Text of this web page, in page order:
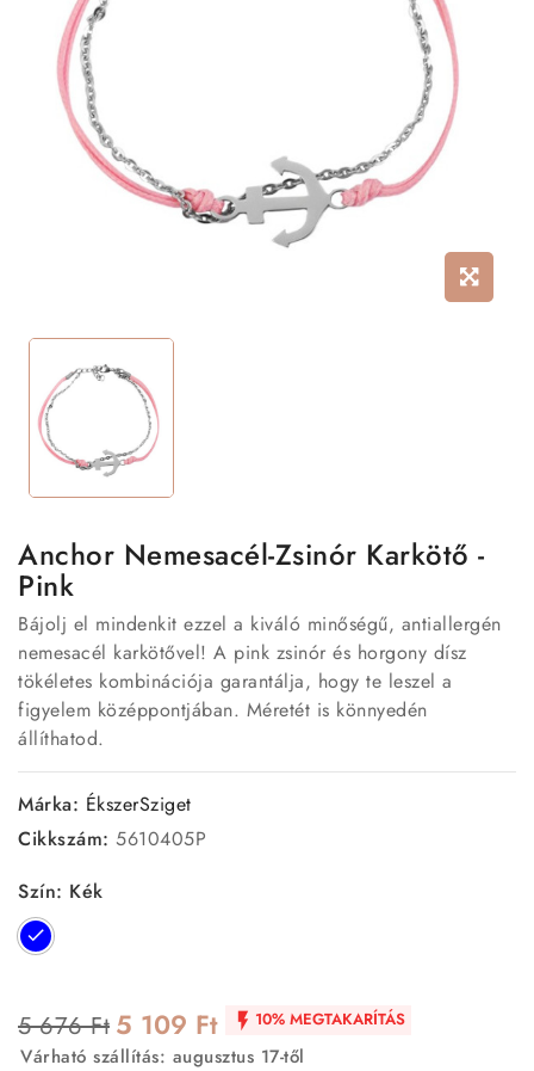
Anchor Nemesacél-Zsinór Karkötő -
Pink
Bájolj el mindenkit ezzel a kiváló minőségű, antiallergén
nemesacél karkötővel! A pink zsinór és horgony dísz
tökéletes kombinációja garantálja, hogy te leszel a
figyelem középpontjában. Méretét is könnyedén
állíthatod.
Márka: ÉkszerSziget
Cikkszám: 5610405P
Szín: Kék
Kék
5 676 Ft 5 109 Ft  10% MEGTAKARÍTÁS
Várható szállítás: augusztus 17-től